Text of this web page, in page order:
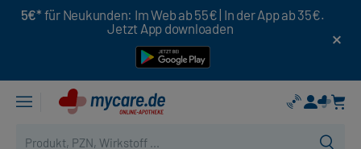
5€* für Neukunden: Im Web ab 55€ | In der App ab 35€.
Jetzt App downloaden